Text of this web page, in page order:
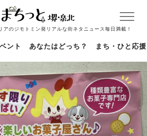
アのジモトミン発リアルな街ネタニュース毎日満載！
ント あなたはどっち？ まち・ひと応援